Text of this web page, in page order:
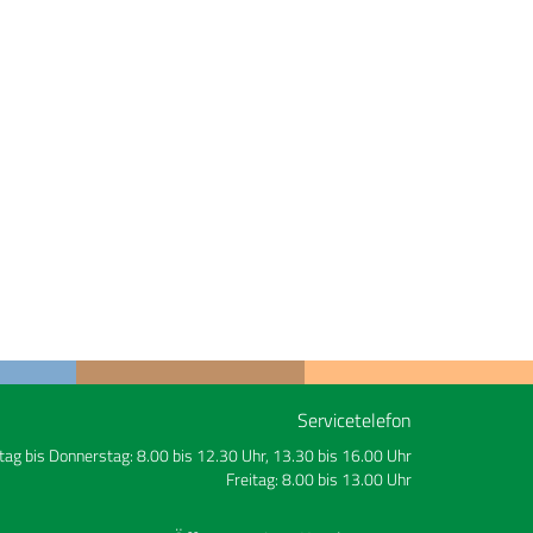
Servicetelefon
bis Donnerstag: 8.00 bis 12.30 Uhr, 13.30 bis 16.00 Uhr
Freitag: 8.00 bis 13.00 Uhr